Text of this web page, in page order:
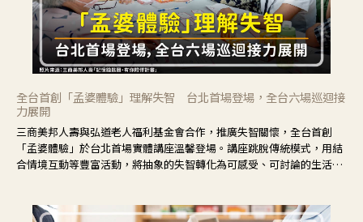
全台首創「孟婆體驗」理解失智 台北首場登場，全台六場巡迴接
力展開
三商美邦人壽與弘道老人福利基金會合作，推廣失智關懷，全台首創
「孟婆體驗」於台北首場實體講座溫馨登場。講座跳脫傳統模式，用結
合情境互動等豐富活動，將抽象的失智轉化為可感受、可討論的生活情